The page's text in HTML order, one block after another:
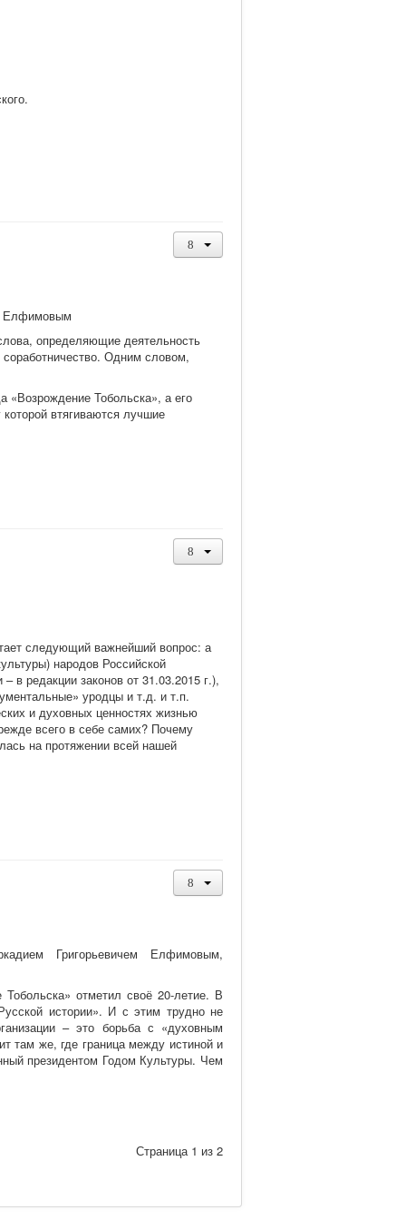
Елфимовым
определяющие деятельность
Одним словом,
«Возрождение Тобольска», а его
втягиваются лучшие
следующий важнейший вопрос: а
народов Российской
в редакции законов от 31.03.2015 г.),
уродцы и т.д. и т.п.
и духовных ценностях жизнью
всего в себе самих? Почему
на протяжении всей нашей
Григорьевичем Елфимовым,
отметил своё 20-летие. В
истории». И с этим трудно не
– это борьба с «духовным
там же, где граница между истиной и
президентом Годом Культуры. Чем
Страница 1 из 2